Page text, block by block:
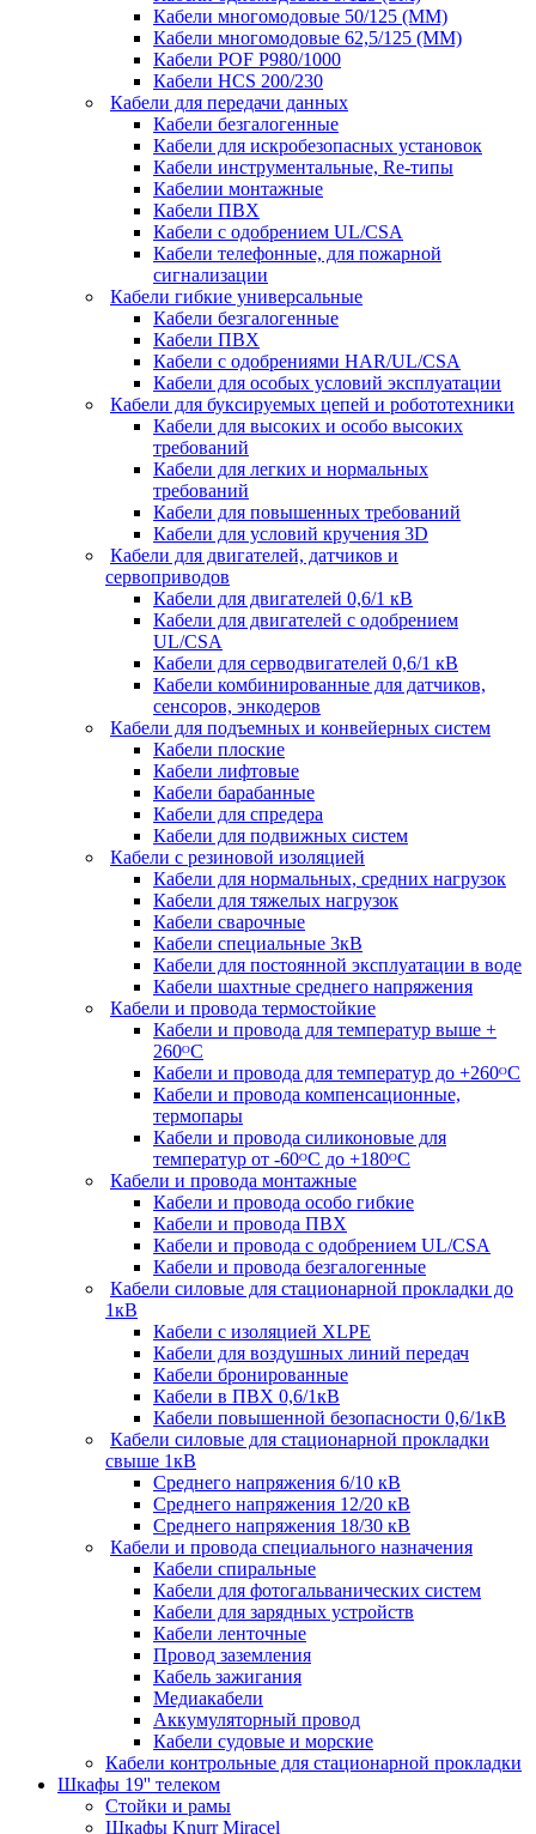
Кабели многомодовые 50/125 (ММ)
Кабели многомодовые 62,5/125 (ММ)
Кабели POF P980/1000
Кабели HCS 200/230
Кабели для передачи данных
Кабели безгалогенные
Кабели для искробезопасных установок
Кабели инструментальные, Re-типы
Кабелии монтажные
Кабели ПВХ
Кабели с одобрением UL/CSA
Кабели телефонные, для пожарной
сигнализации
Кабели гибкие универсальные
Кабели безгалогенные
Кабели ПВХ
Кабели с одобрениями HAR/UL/CSA
Кабели для особых условий эксплуатации
Кабели для буксируемых цепей и робототехники
Кабели для высоких и особо высоких
требований
Кабели для легких и нормальных
требований
Кабели для повышенных требований
Кабели для условий кручения 3D
Кабели для двигателей, датчиков и
сервоприводов
Кабели для двигателей 0,6/1 кВ
Кабели для двигателей с одобрением
UL/CSA
Кабели для серводвигателей 0,6/1 кВ
Кабели комбинированные для датчиков,
cенсоров, энкодеров
Кабели для подъемных и конвейерных систем
Кабели плоские
Кабели лифтовые
Кабели барабанные
Кабели для спредера
Кабели для подвижных систем
Кабели с резиновой изоляцией
Кабели для нормальных, средних нагрузок
Кабели для тяжелых нагрузок
Кабели сварочные
Кабели специальные 3кВ
Кабели для постоянной эксплуатации в воде
Кабели шахтные среднего напряжения
Кабели и провода термостойкие
Кабели и провода для температур выше +
260ᴼС
Кабели и провода для температур до +260ᴼС
Кабели и провода компенсационные,
термопары
Кабели и провода силиконовые для
температур от -60ᴼC до +180ᴼС
Кабели и провода монтажные
Кабели и провода особо гибкие
Кабели и провода ПВХ
Кабели и провода с одобрением UL/CSA
Кабели и провода безгалогенные
Кабели силовые для стационарной прокладки до
1кВ
Кабели c изоляцией XLPE
Кабели для воздушных линий передач
Кабели бронированные
Кабели в ПВХ 0,6/1кВ
Кабели повышенной безопасности 0,6/1кВ
Кабели силовые для стационарной прокладки
свыше 1кВ
Среднего напряжения 6/10 кВ
Среднего напряжения 12/20 кВ
Среднего напряжения 18/30 кВ
Кабели и провода специального назначения
Кабели спиральные
Кабели для фотогальванических систем
Кабели для зарядных устройств
Кабели ленточные
Провод заземления
Кабель зажигания
Медиакабели
Аккумуляторный провод
Кабели судовые и морские
Кабели контрольные для стационарной прокладки
Шкафы 19'' телеком
Стойки и рамы
Шкафы Knurr Miracel